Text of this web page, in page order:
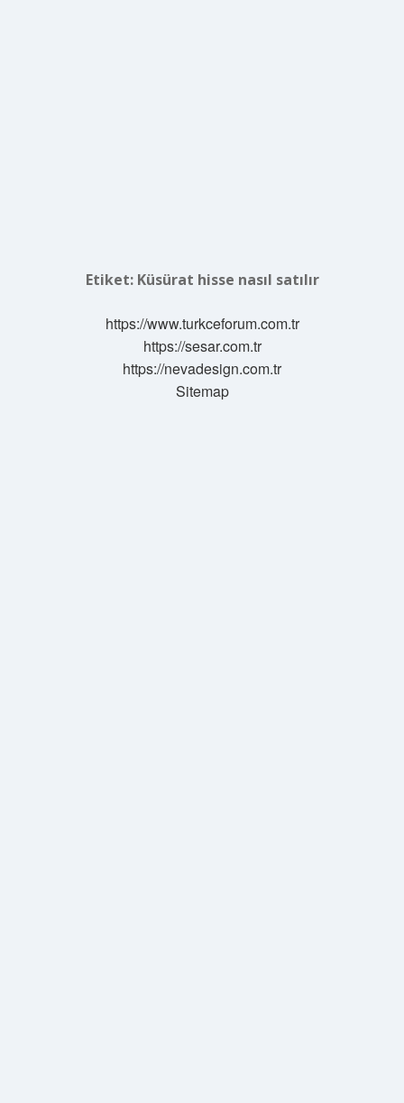
Etiket: Küsürat hisse nasıl satılır
https://www.turkceforum.com.tr
https://sesar.com.tr
https://nevadesign.com.tr
Sitemap